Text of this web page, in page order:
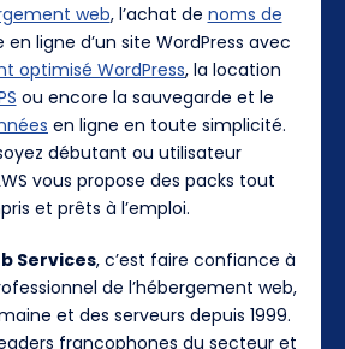
web, l’achat de noms de
en ligne d’un site WordPress avec
optimisé WordPress, la location
ou encore la sauvegarde et le
en ligne en toute simplicité.
débutant ou utilisateur
vous propose des packs tout
et prêts à l’emploi.
Services, c’est faire confiance à
de l’hébergement web,
et des serveurs depuis 1999.
francophones du secteur et